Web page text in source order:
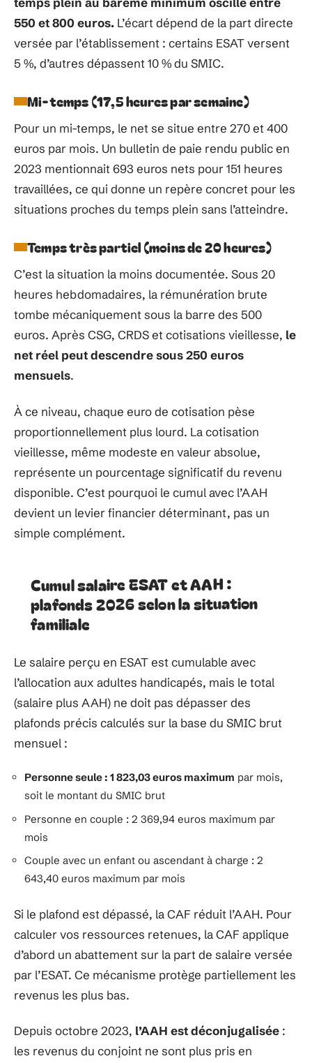
550 et 800 euros. L’écart dépend de la part directe
versée par l’établissement : certains ESAT versent
5 %, d’autres dépassent 10 % du SMIC.
Mi-temps (17,5 heures par semaine)
Pour un mi-temps, le net se situe entre 270 et 400
euros par mois. Un bulletin de paie rendu public en
2023 mentionnait 693 euros nets pour 151 heures
travaillées, ce qui donne un repère concret pour les
situations proches du temps plein sans l’atteindre.
Temps très partiel (moins de 20 heures)
C’est la situation la moins documentée. Sous 20
heures hebdomadaires, la rémunération brute
tombe mécaniquement sous la barre des 500
euros. Après CSG, CRDS et cotisations vieillesse, le
net réel peut descendre sous 250 euros
mensuels.
À ce niveau, chaque euro de cotisation pèse
proportionnellement plus lourd. La cotisation
vieillesse, même modeste en valeur absolue,
représente un pourcentage significatif du revenu
disponible. C’est pourquoi le cumul avec l’AAH
devient un levier financier déterminant, pas un
simple complément.
Cumul salaire ESAT et AAH :
plafonds 2026 selon la situation
familiale
Le salaire perçu en ESAT est cumulable avec
l’allocation aux adultes handicapés, mais le total
(salaire plus AAH) ne doit pas dépasser des
plafonds précis calculés sur la base du SMIC brut
mensuel :
Personne seule : 1 823,03 euros maximum par mois,
soit le montant du SMIC brut
Personne en couple : 2 369,94 euros maximum par
mois
Couple avec un enfant ou ascendant à charge : 2
643,40 euros maximum par mois
Si le plafond est dépassé, la CAF réduit l’AAH. Pour
calculer vos ressources retenues, la CAF applique
d’abord un abattement sur la part de salaire versée
par l’ESAT. Ce mécanisme protège partiellement les
revenus les plus bas.
Depuis octobre 2023, l’AAH est déconjugalisée :
les revenus du conjoint ne sont plus pris en